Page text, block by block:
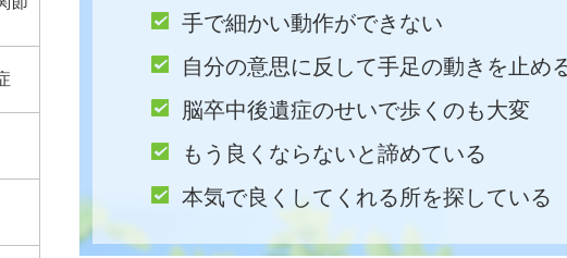
手で細かい動作ができない
自分の意思に反して手足の動きを止め
脳卒中後遺症のせいで歩くのも大変
もう良くならないと諦めている
本気で良くしてくれる所を探している